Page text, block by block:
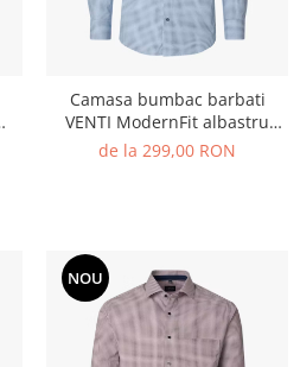
Camasa bumbac barbati
VENTI ModernFit albastru
cerculete
de la 299,00 RON
NOU